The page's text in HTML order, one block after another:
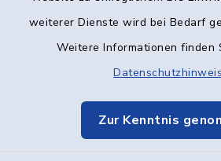
weiterer Dienste wird bei Bedarf
Weitere Informationen finden
Zur Kenntnis
Datenschutz
Elektronische